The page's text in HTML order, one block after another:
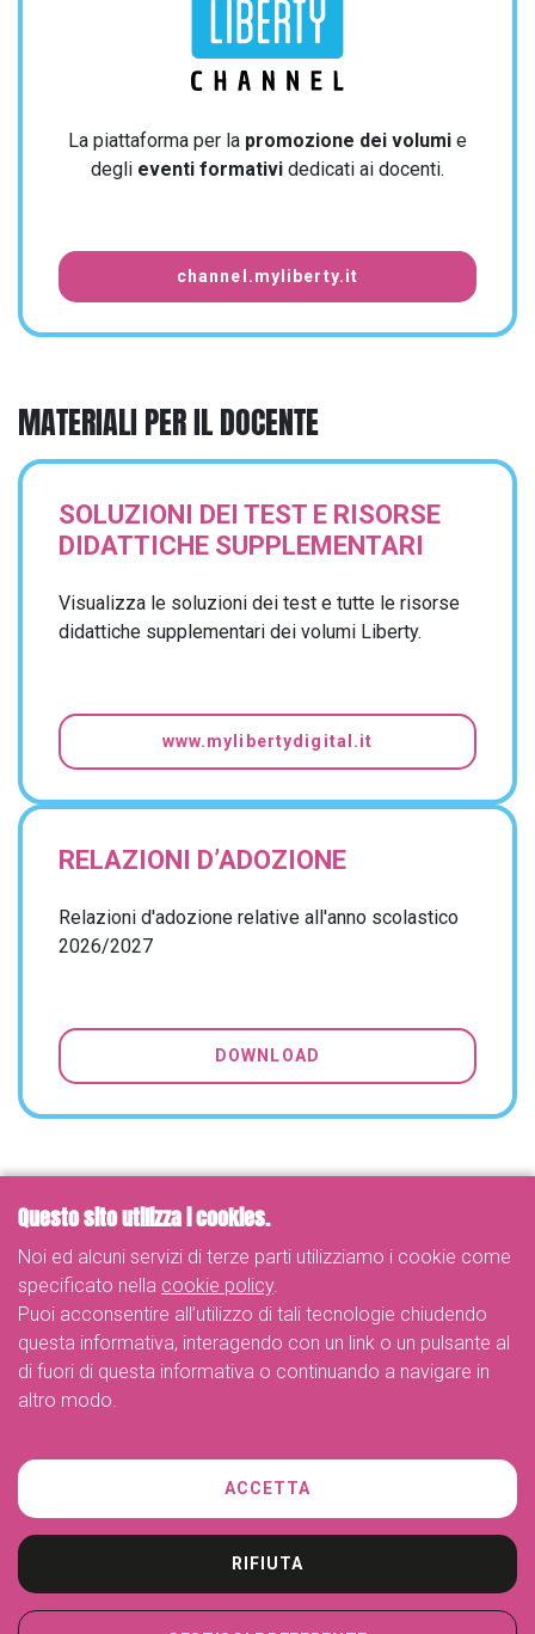
La piattaforma per la promozione dei volumi e
degli eventi formativi dedicati ai docenti.
channel.myliberty.it
MATERIALI PER IL DOCENTE
SOLUZIONI DEI TEST E RISORSE
DIDATTICHE SUPPLEMENTARI
Visualizza le soluzioni dei test e tutte le risorse
didattiche supplementari dei volumi Liberty.
www.mylibertydigital.it
RELAZIONI D’ADOZIONE
Relazioni d'adozione relative all'anno scolastico
2026/2027
DOWNLOAD
Telefono
Indirizzo
Piazza dei Daini 4, Milano
e-mail
info@myliberty.it
Questo sito utilizza i cookies.
Noi ed alcuni servizi di terze parti utilizziamo i cookie come
specificato nella cookie policy.
Puoi acconsentire all’utilizzo di tali tecnologie chiudendo
questa informativa, interagendo con un link o un pulsante al
di fuori di questa informativa o continuando a navigare in
altro modo.
ACCETTA
RIFIUTA